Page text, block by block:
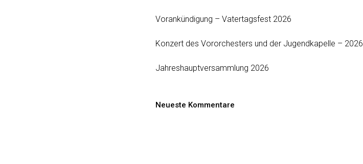
Vorankündigung – Vatertagsfest 2026
Konzert des Vororchesters und der Jugendkapelle – 2026
Jahreshauptversammlung 2026
Neueste Kommentare